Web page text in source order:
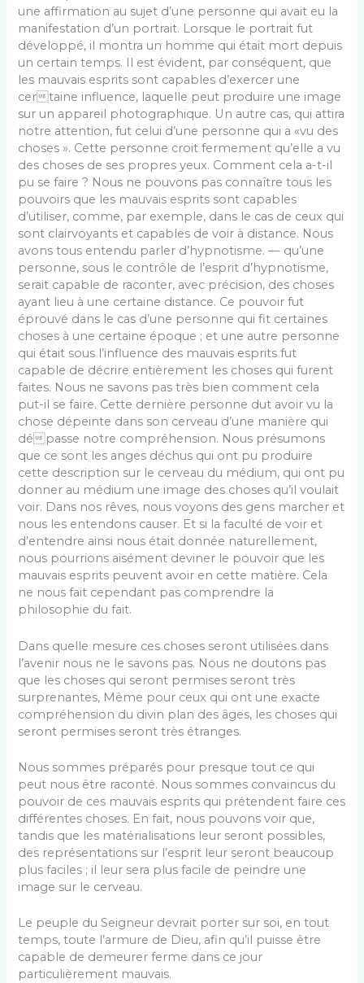
une affirmation au sujet d’une personne qui avait eu la
manifestation d’un portrait. Lorsque le portrait fut
développé, il montra un homme qui était mort depuis
un certain temps. Il est évident, par conséquent, que
les mauvais esprits sont capables d’exercer une
certaine influence, laquelle peut produire une image
sur un appareil photographique. Un autre cas, qui attira
notre attention, fut celui d’une personne qui a «vu des
choses ». Cette personne croit fermement qu’elle a vu
des choses de ses propres yeux. Comment cela a-t-il
pu se faire ? Nous ne pouvons pas connaître tous les
pouvoirs que les mauvais esprits sont capables
d’utiliser, comme, par exemple, dans le cas de ceux qui
sont clairvoyants et capables de voir à distance. Nous
avons tous entendu parler d’hypnotisme. — qu’une
personne, sous le contrôle de l’esprit d’hypnotisme,
serait capable de raconter, avec précision, des choses
ayant lieu à une certaine distance. Ce pouvoir fut
éprouvé dans le cas d’une personne qui fit certaines
choses à une certaine époque ; et une autre personne
qui était sous l’influence des mauvais esprits fut
capable de décrire entièrement les choses qui furent
faites. Nous ne savons pas très bien comment cela
put-il se faire. Cette dernière personne dut avoir vu la
chose dépeinte dans son cerveau d’une manière qui
dépasse notre compréhension. Nous présumons
que ce sont les anges déchus qui ont pu produire
cette description sur le cerveau du médium, qui ont pu
donner au médium une image des choses qu’il voulait
voir. Dans nos rêves, nous voyons des gens marcher et
nous les entendons causer. Et si la faculté de voir et
d’entendre ainsi nous était donnée naturellement,
nous pourrions aisément deviner le pouvoir que les
mauvais esprits peuvent avoir en cette matière. Cela
ne nous fait cependant pas comprendre la
philosophie du fait.
Dans quelle mesure ces choses seront utilisées dans
l’avenir nous ne le savons pas. Nous ne doutons pas
que les choses qui seront permises seront très
surprenantes, Même pour ceux qui ont une exacte
compréhension du divin plan des âges, les choses qui
seront permises seront très étranges.
Nous sommes préparés pour presque tout ce qui
peut nous être raconté. Nous sommes convaincus du
pouvoir de ces mauvais esprits qui prétendent faire ces
différentes choses. En fait, nous pouvons voir que,
tandis que les matérialisations leur seront possibles,
des représentations sur l’esprit leur seront beaucoup
plus faciles ; il leur sera plus facile de peindre une
image sur le cerveau.
Le peuple du Seigneur devrait porter sur soi, en tout
temps, toute l’armure de Dieu, afin qu’il puisse être
capable de demeurer ferme dans ce jour
particulièrement mauvais.